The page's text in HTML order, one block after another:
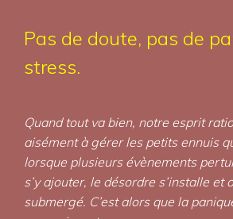
Pas de doute, pas de
stress.
Quand tout va bien, notre esprit
aisément à gérer les petits ennuis
lorsque plusieurs évènements
s’y ajouter, le désordre s’installe et
submergé. C’est alors que la